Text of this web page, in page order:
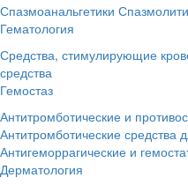
Спазмоанальгетики
Гематология
Средства, стимулирующие
средства
Гемостаз
Антитромботические и
Антитромботические средства
Антигеморрагические и
Дерматология